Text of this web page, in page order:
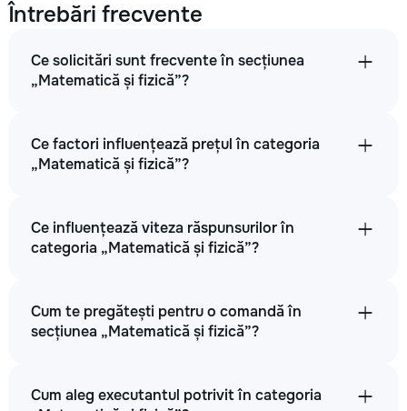
Întrebări frecvente
Ce solicitări sunt frecvente în secțiunea
„Matematică și fizică”?
Ce factori influențează prețul în categoria
„Matematică și fizică”?
Ce influențează viteza răspunsurilor în
categoria „Matematică și fizică”?
Cum te pregătești pentru o comandă în
secțiunea „Matematică și fizică”?
Cum aleg executantul potrivit în categoria